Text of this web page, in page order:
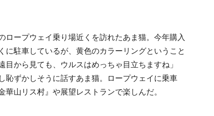
ープウェイ乗り場近くを訪れたあま猫。今年購入
に駐車しているが、黄色のカラーリングということ
から見ても、ウルスはめっちゃ目立ちますね」
恥ずかしそうに話すあま猫。ロープウェイに乗車
山リス村』や展望レストランで楽しんだ。